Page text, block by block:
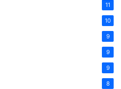
11
10
9
9
9
8